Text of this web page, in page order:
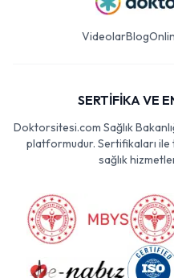
VideolarBlog
SERTİFİKA VE
Doktorsitesi.com Sağlık
platformudur. Sertifikaları ile
sağlık